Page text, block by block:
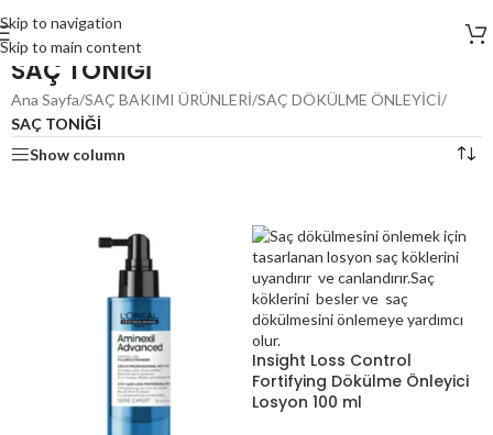
Skip to navigation
Skip to main content
SAÇ TONİĞİ
Ana Sayfa/SAÇ BAKIMI ÜRÜNLERİ/SAÇ DÖKÜLME ÖNLEYİCİ/
SAÇ TONİĞİ
Show column
Insight Loss Control
Fortifying Dökülme Önleyici
Losyon 100 ml